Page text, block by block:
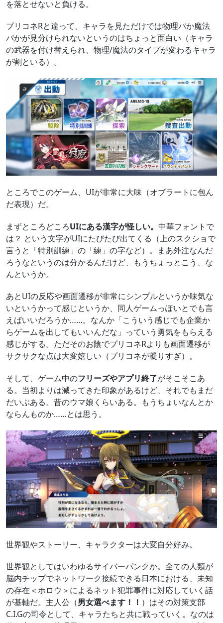
を落とせないと負ける。
プリコネRと違って、キャラを見ただけでは物理パか魔法
パかが見分けられないというのはちょっと面白い（キャラ
の武器を付け替えられ、物理/魔法のタイプが変わるキャラ
が割といる）。
ところでこのゲーム、UIが非常に大味（オブラートに包ん
だ表現）だ。
まずところどころUIにある漢字が怪しい。 中華フォントで
は？ という文字がUIにたびたび出てくる（上のスクショで
言うと「特別訓練」の「練」の字など）。まあ外注なんだ
ろうなというのは分かるんだけど、もうちょっとこう、な
んというか。
あとUIの反応や画面遷移が非常にシンプルというか味気な
いというかって感じというか、同人ゲームっぽいとでも言
えばいいだろうか……。なんか「こういう感じでも企業か
らゲームを出してもいいんだな」っていう勇気をもらえる
感じがする。ただそのお陰でプリコネRよりも画面遷移が
サクサクな点は大変嬉しい（プリコネが凝りすぎ）。
そして、ゲーム中のフリーズやアプリ終了がそこそこあ
る。当初よりは減ってきた印象があるけど、それでもまだ
だいぶある。昔のウマ娘くらいある。もうちょいなんとか
ならんものか……とは思う。
世界観やストーリー、キャラクターは大変自分好み。
世界観としてはいわゆるサイバーパンクか。全ての人類が
脳内チップでネットワーク接続できる日本における、未知
の存在＜ホロウ＞によるネット犯罪事件に対応していく話
が基軸だ。主人公（男女選べます！！ ）はその対策支部
C.I.Gの司令として、キャラたちと共に戦っていく。なのは